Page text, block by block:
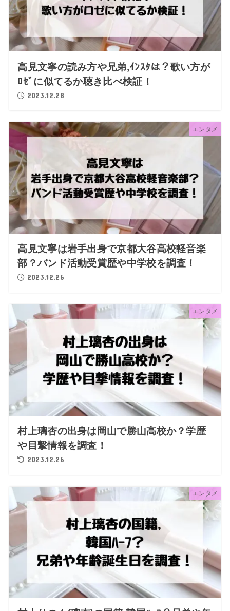
高見文寧の読み方や兄弟,ｲﾝｽﾀは？歌い方が
ﾛｾﾞに似てるか聴き比べ検証！
2023.12.28
エンタメ
高見文寧は岩手出身で京都大谷高校軽音楽
部？バンド活動受賞歴や中学校を調査！
2023.12.26
エンタメ
村上璃杏の出身は岡山で勝山高校か？学歴
や目撃情報を調査！
2023.12.26
エンタメ